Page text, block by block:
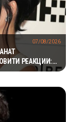
РЕАКЦИИ:
07/08/2026